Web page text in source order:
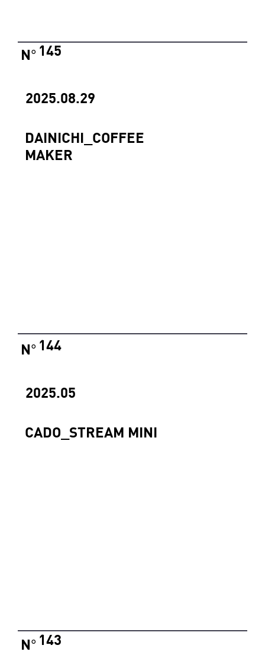
2025.08.29
DAINICHI_COFFEE
MAKER
145
N°
2025.05
CADO_STREAM MINI
144
N°
143
N°